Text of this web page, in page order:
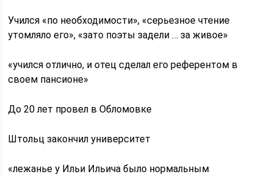
Учился «по необходимости», «серьезное чтение
утомляло его», «зато поэты задели … за живое»
«учился отлично, и отец сделал его референтом в
своем пансионе»
До 20 лет провел в Обломовке
Штольц закончил университет
«лежанье у Ильи Ильича было нормальным